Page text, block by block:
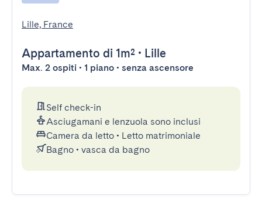
Lille, France
Appartamento di 1m² • Lille
Max. 2 ospiti • 1 piano • senza ascensore
Self check-in
Asciugamani e lenzuola sono inclusi
Camera da letto • Letto matrimoniale
Bagno • vasca da bagno